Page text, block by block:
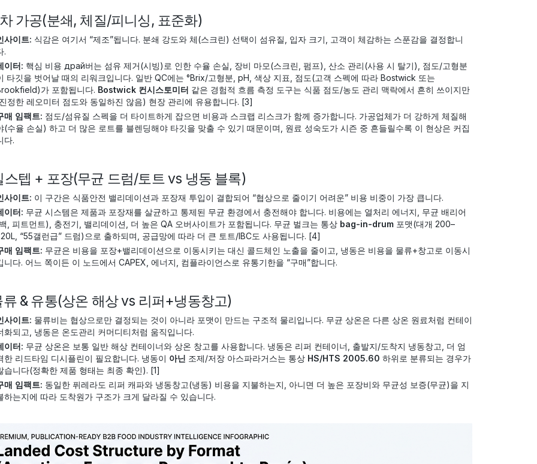
가공(분쇄, 체질/피니싱, 표준화)
사이트: 식감은 여기서 “제조”됩니다. 분쇄 강도와 체(스크린) 선택이 섬유질, 입자 크기, 고객이 체감하는 스푼감을 결정합니
.
이터: 핵심 비용 драй버는 섬유 제거(시빙)로 인한 수율 손실, 장비 마모(스크린, 펌프), 산소 관리(사용 시 탈기), 점도/고형분
타깃을 벗어날 때의 리워크입니다. 일반 QC에는 °Brix/고형분, pH, 색상 지표, 점도(고객 스펙에 따라 Bostwick 또는
가 포함됩니다. Bostwick 컨시스토미터 같은 경험적 흐름 측정 도구는 식품 점도/농도 관리 맥락에서 흔히 쓰이지만
정한 레오미터 점도와 동일하진 않음) 현장 관리에 유용합니다. [3]
매 임팩트: 점도/섬유질 스펙을 더 타이트하게 잡으면 비용과 스크랩 리스크가 함께 증가합니다. 가공업체가 더 강하게 체질해
(수율 손실) 하고 더 많은 로트를 블렌딩해야 타깃을 맞출 수 있기 때문이며, 원료 성숙도가 시즌 중 흔들릴수록 이 현상은 커집
다.
스텝 + 포장(무균 드럼/토트 vs 냉동 블록)
사이트: 이 구간은 식품안전 밸리데이션과 포장재 투입이 결합되어 “협상으로 줄이기 어려운” 비용 비중이 가장 큽니다.
이터: 무균 시스템은 제품과 포장재를 살균하고 통제된 무균 환경에서 충전해야 합니다. 비용에는 열처리 에너지, 무균 배리어
, 피트먼트), 충전기, 밸리데이션, 더 높은 QA 오버사이트가 포함됩니다. 무균 벌크는 통상 bag-in-drum포맷(대개 200–
“55갤런급” 드럼)으로 출하되며, 공급망에 따라 더 큰 토트/IBC도 사용됩니다. [4]
매 임팩트: 무균은 비용을 포장+밸리데이션으로 이동시키는 대신 콜드체인 노출을 줄이고, 냉동은 비용을 물류+창고로 이동시
니다. 어느 쪽이든 이 노드에서 CAPEX, 에너지, 컴플라이언스로 유통기한을 “구매”합니다.
류 & 유통(상온 해상 vs 리퍼+냉동창고)
사이트: 물류비는 협상으로만 결정되는 것이 아니라 포맷이 만드는 구조적 물리입니다. 무균 상온은 다른 상온 원료처럼 컨테이
화되고, 냉동은 온도관리 커머디티처럼 움직입니다.
이터: 무균 상온은 보통 일반 해상 컨테이너와 상온 창고를 사용합니다. 냉동은 리퍼 컨테이너, 출발지/도착지 냉동창고, 더 엄
한 리드타임 디시플린이 필요합니다. 냉동이 아닌 조제/저장 아스파라거스는 통상 HS/HTS 2005.60 하위로 분류되는 경우가
습니다(정확한 제품 형태는 최종 확인). [1]
매 임팩트: 동일한 퓌레라도 리퍼 캐파와 냉동창고(냉동) 비용을 지불하는지, 아니면 더 높은 포장비와 무균성 보증(무균)을 지
하는지에 따라 도착원가 구조가 크게 달라질 수 있습니다.